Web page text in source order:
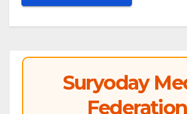
Suryoday
Federation